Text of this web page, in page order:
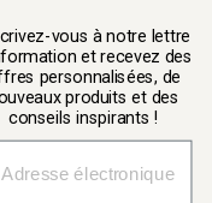
vous à notre lettre
et recevez des
personnalisées, de
produits et des
conseils inspirants !